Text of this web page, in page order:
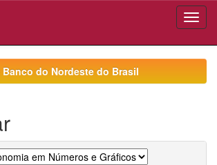
Banco do Nordeste do Brasil